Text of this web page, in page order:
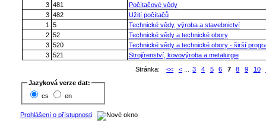
3 481
Počítačové vědy
3 482
Užití počítačů
1
5
Technické vědy, výroba a stavebnictví
2 52
Technické vědy a technické obory
3 520
Technické vědy a technické obory - širší
3 521
Strojírenství, kovovýroba a metalurgie
Stránka:
<< <... 3 4 5 6 7 8 9 10
Jazyková verze dat:
cs
en
Prohlášení o přístupnosti